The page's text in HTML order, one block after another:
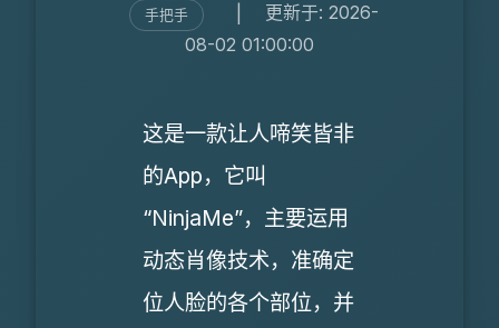
手把手
更新于: 2026-
08-02 01:00:00
这是一款让人啼笑皆非
的App，它叫
“NinjaMe”，主要运用
动态肖像技术，准确定
位人脸的各个部位，并